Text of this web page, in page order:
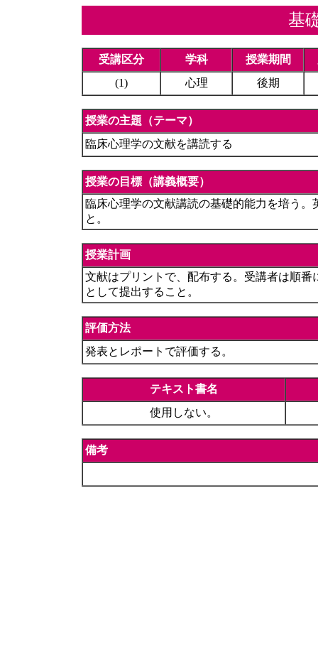
基
受講区分 学科 授業期間
(1)
心理 後期
授業の主題（テーマ）
臨床心理学の文献を講読する
授業の目標（講義概要）
臨床心理学の文献講読の基礎的能力を培う
と。
授業計画
文献はプリントで、配布する。受講者は順
として提出すること。
評価方法
発表とレポートで評価する。
テキスト書名
使用しない。
備考